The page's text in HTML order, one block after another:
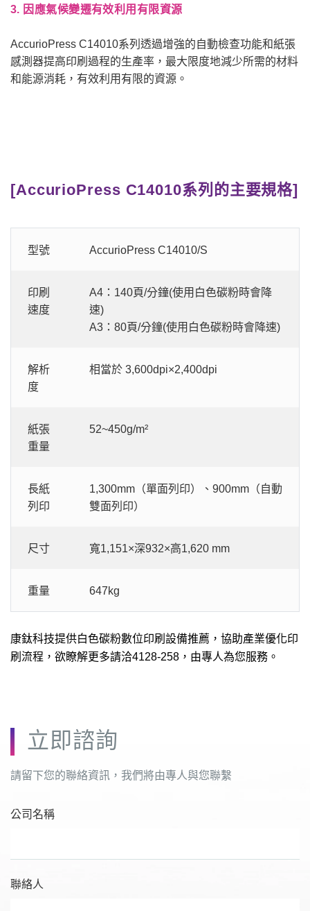
3. 因應氣候變遷有效利用有限資源
AccurioPress C14010系列透過增強的自動檢查功能和紙張
感測器提高印刷過程的生產率，最大限度地減少所需的材料
和能源消耗，有效利用有限的資源。
[AccurioPress C14010系列的主要規格]
型號 AccurioPress C14010/S
印刷
速度
A4：140頁/分鐘(使用白色碳粉時會降
速)
A3：80頁/分鐘(使用白色碳粉時會降速)
解析
度
相當於 3,600dpi×2,400dpi
紙張
重量
52~450g/m²
長紙
列印
1,300mm（單面列印）、900mm（自動
雙面列印）
尺寸 寬1,151×深932×高1,620 mm
重量 647kg
康鈦科技提供白色碳粉數位印刷設備推薦，協助產業優化印
刷流程，欲瞭解更多請洽4128-258，由專人為您服務。
立即諮詢
請留下您的聯絡資訊，我們將由專人與您聯繫
公司名稱
聯絡人